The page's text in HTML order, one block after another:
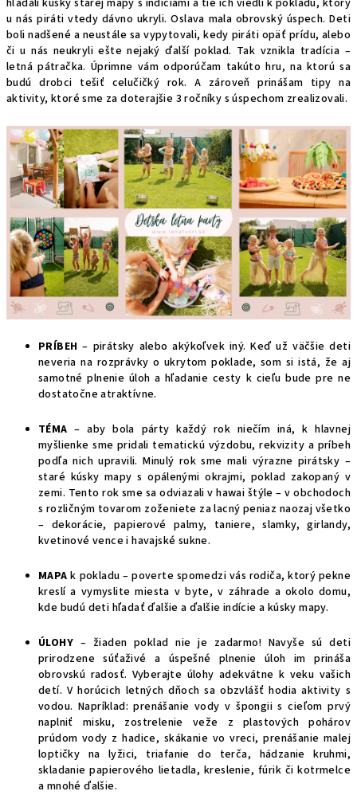
u nás piráti vtedy dávno ukryli. Oslava mala obrovský úspech. Deti
boli nadšené a neustále sa vypytovali, kedy piráti opäť prídu, alebo
či u nás neukryli ešte nejaký ďalší poklad. Tak vznikla tradícia –
letná pátračka. Úprimne vám odporúčam takúto hru, na ktorú sa
budú drobci tešiť celučičký rok. A zároveň prinášam tipy na
aktivity, ktoré sme za doterajšie 3 ročníky s úspechom zrealizovali.
PRÍBEH – pirátsky alebo akýkoľvek iný. Keď už väčšie deti
neveria na rozprávky o ukrytom poklade, som si istá, že aj
samotné plnenie úloh a hľadanie cesty k cieľu bude pre ne
dostatočne atraktívne.
TÉMA – aby bola párty každý rok niečím iná, k hlavnej
myšlienke sme pridali tematickú výzdobu, rekvizity a príbeh
podľa nich upravili. Minulý rok sme mali výrazne pirátsky –
staré kúsky mapy s opálenými okrajmi, poklad zakopaný v
zemi. Tento rok sme sa odviazali v hawai štýle – v obchodoch
s rozličným tovarom zoženiete za lacný peniaz naozaj všetko
– dekorácie, papierové palmy, taniere, slamky, girlandy,
kvetinové vence i havajské sukne.
MAPA k pokladu – poverte spomedzi vás rodiča, ktorý pekne
kreslí a vymyslite miesta v byte, v záhrade a okolo domu,
kde budú deti hľadať ďalšie a ďalšie indície a kúsky mapy.
ÚLOHY – žiaden poklad nie je zadarmo! Navyše sú deti
prirodzene súťaživé a úspešné plnenie úloh im prináša
obrovskú radosť. Vyberajte úlohy adekvátne k veku vašich
detí. V horúcich letných dňoch sa obzvlášť hodia aktivity s
vodou. Napríklad: prenášanie vody v špongii s cieľom prvý
naplniť misku, zostrelenie veže z plastových pohárov
prúdom vody z hadice, skákanie vo vreci, prenášanie malej
loptičky na lyžici, triafanie do terča, hádzanie kruhmi,
skladanie papierového lietadla, kreslenie, fúrik či kotrmelce
a mnohé ďalšie.